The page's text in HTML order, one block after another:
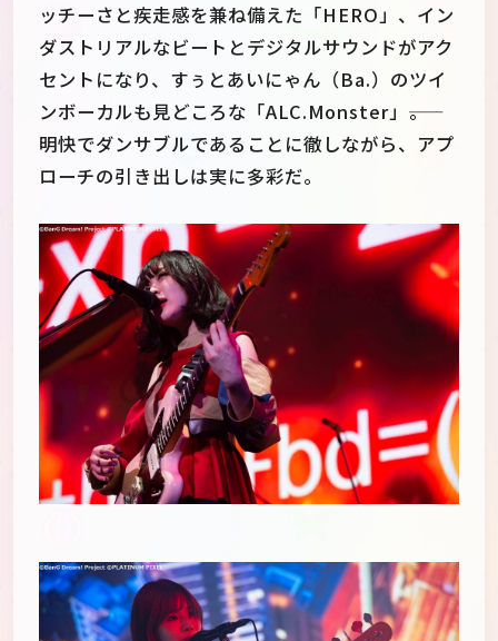
ッチーさと疾走感を兼ね備えた「HERO」、イン
ダストリアルなビートとデジタルサウンドがアク
セントになり、すぅとあいにゃん（Ba.）のツイ
ンボーカルも見どころな「ALC.Monster」――。
明快でダンサブルであることに徹しながら、アプ
ローチの引き出しは実に多彩だ。